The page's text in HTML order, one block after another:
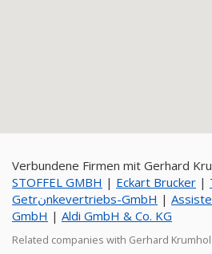
Verbundene Firmen mit Gerhard
STOFFEL GMBH | Eckart Brucker |
Getrنnkevertriebs-GmbH |
GmbH | Aldi GmbH & Co. KG
Related companies with Gerhard